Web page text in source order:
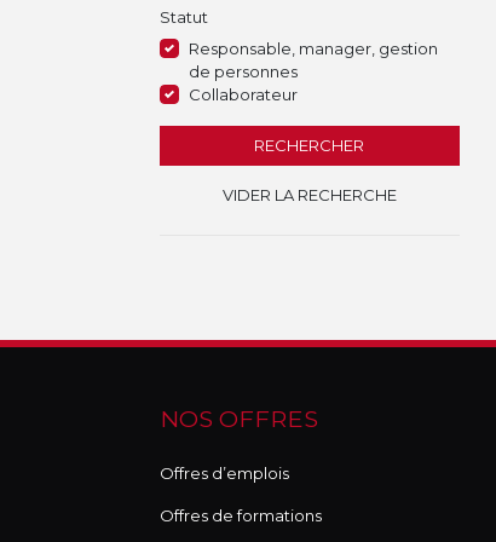
Statut
Responsable, manager, gestion
de personnes
Collaborateur
RECHERCHER
VIDER LA RECHERCHE
NOS OFFRES
Offres d’emplois
Offres de formations